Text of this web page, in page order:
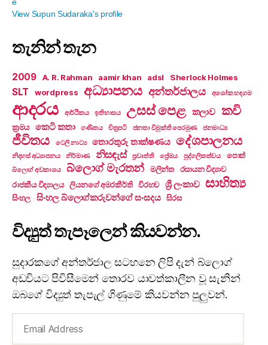
View Supun Sudaraka's profile
තැනින් තැන
2009 A. R. Rahman aamir khan adsl Sherlock Holmes
SLT wordpress අධ්‍යාපනය අන්තර්ජාලය අශෝක හඳගම
ආදරය ආර්ථිකය ඉතිහාසය උසස් පෙළ කලාව කවි
ක්‍රමය කෙටි කතා ගණිතය චිත්‍රපටි ජනතා විමුක්ති පෙරමුණ ජනමාධ්‍ය
ජීවිතය ටෙලි නාට්‍ය තොරතුරු තාක්ෂණය දේශපාලනය
නිදහස් අධ්‍යාපනය නිර්මාණ නිසඳැස් ප්‍රවෘත්ති ප්‍රේමය පුද්ගලිකත්වය පොත්
බ්ලොග් අවකාශය බ්ලොග් මැරතන් මලින්ත
රසායන විද්‍යාව
රාජකීය විද්‍යාලය
ලියනගේ අමරකීර්ති විරහව ශ්‍රී ලංකාව සාහිත්‍ය
සිංහල සිංහල බ්ලොග්කරුවන්ගේ සංසදය සිරස
විද්‍යුත් තැපෑලෙන් කියවන්න.
සුදාරකගේ අන්තර්ජාල සටහනෙ ලිපි දැන් බ්ලොග්
අඩවියට පිවිසීමෙන් තොරව යාවත්කාලීන වූ සැනින්
ඔබගේ විද්‍යුත් තැපැල් ගිණුමේ කියවන්න පුලුවන්.
Address